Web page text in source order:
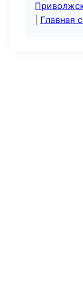
Главная